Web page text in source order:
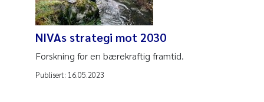
NIVAs strategi mot 2030
Forskning for en bærekraftig framtid.
Publisert: 16.05.2023